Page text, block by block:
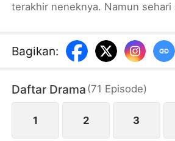
terakhir neneknya. Namun
pria itu kembali sebagai presiden
perusahaan. Wajahnya terasa
terkejut. Meski telah sah sebagai
keduanya justru seperti dua
cinta untuk pertama kalinya.
Bagikan:
Daftar Drama (71 Episode)
1 2 3